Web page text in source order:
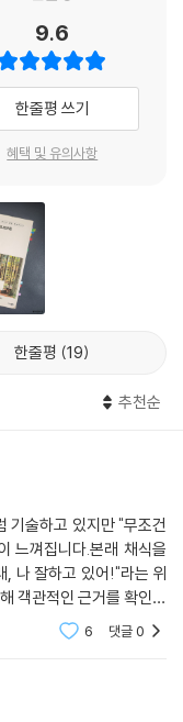
래 가을만 되어도 목도리
내 롱패딩이었다. 반팔,
해야 밖을 돌아다닐 수
었다. 잘 때는 발이 너무
데 자연식물식을 시작
자게 되었다. 전기장판
딱 덮고 잠들게 되었다.
때마다 화장품 골고루 사
를 한 지 8개월이 됐는데
당당한 느낌... 세탁기
지근한 물에 바로바로 돌
. 장 볼 때 특히 다른 사
을 항상 스스로 개척하고
었다. 불과 1년 전만 해
하시던 엄마다. 나도 내가
었다. 인생에 ‘절대’나
것은 나 자신이었다는 것
모든 분들 또한 각자의
9.6
한줄평 쓰기
혜택 및 유의사항
한줄평 19
추천순
기술하고 있지만 "무조건
느껴집니다.본래 채식을
나 잘하고 있어!"라는 위
객관적인 근거를 확인하
않을 것 같습니다.
6 댓글0